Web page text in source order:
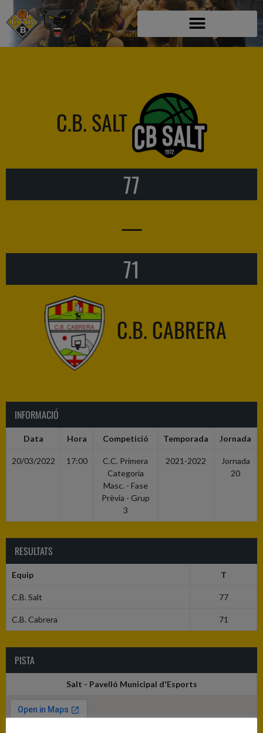
C.B. SALT
77
—
71
C.B. CABRERA
INFORMACIÓ
Data Hora Competició Temporada Jornada
20/03/2022 17:00
C.C. Primera
Categoria
Masc. - Fase
Prèvia - Grup
3
2021-2022
Jornada
20
RESULTATS
Equip T
C.B. Salt 77
C.B. Cabrera 71
PISTA
Salt - Pavelló Municipal d'Esports